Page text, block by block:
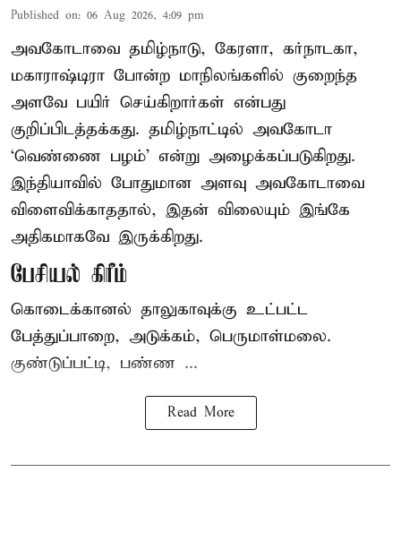
Published on: 06 Aug 2026, 4:09 pm
அவகோடாவை தமிழ்நாடு, கேரளா, கர்நாடகா,
மகாராஷ்டிரா போன்ற மாநிலங்களில் குறைந்த
அளவே பயிர் செய்கிறார்கள் என்பது
குறிப்பிடத்தக்கது. தமிழ்நாட்டில் அவகோடா
‘வெண்ணை பழம்’ என்று அழைக்கப்படுகிறது.
இந்தியாவில் போதுமான அளவு அவகோடாவை
விளைவிக்காததால், இதன் விலையும் இங்கே
அதிகமாகவே இருக்கிறது.
பேசியல் கிரீம்
கொடைக்கானல் தாலுகாவுக்கு உட்பட்ட
பேத்துப்பாறை, அடுக்கம், பெருமாள்மலை.
குண்டுப்பட்டி, பண்ண ...
Read More